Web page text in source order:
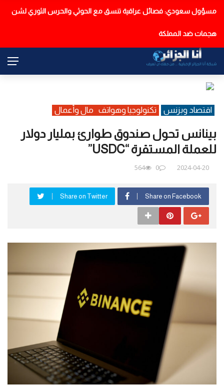
عاجل
مسؤول سعودي: فصائل عراقية تنسق مع الحوثي والحرس الثوري لشن
هجمات ضد المملكة
اقتصاد وبزنس تكنولوجيا وهواتف مال وأعمال
بينانس تحول صندوق طوارئ بمليار دولار
للعملة المستقرة “USDC”
2024-04-20
0
564
Share on Facebook
Share on Twitter